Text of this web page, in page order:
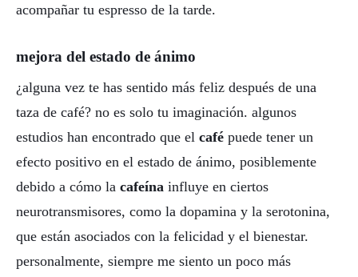
acompañar tu espresso de la tarde.
mejora del estado de ánimo
¿alguna vez te has sentido más feliz después de una
taza de café? no es solo tu imaginación. algunos
estudios han encontrado que el café puede tener un
efecto positivo en el estado de ánimo, posiblemente
debido a cómo la cafeína influye en ciertos
neurotransmisores, como la dopamina y la serotonina,
que están asociados con la felicidad y el bienestar.
personalmente, siempre me siento un poco más